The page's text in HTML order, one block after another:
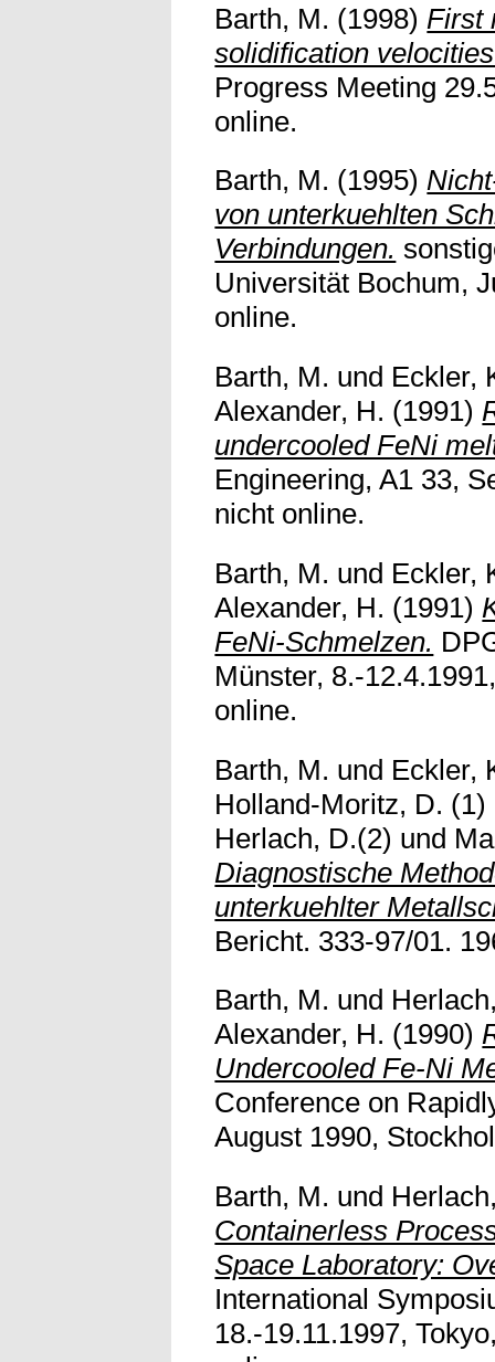
Barth, M. (1998) First
solidification
Progress Meeting
online.
Barth, M. (1995)
von unterkuehlten
Verbindungen.
Universität Bochum,
online.
Barth, M. und Eckler,
Alexander, H. (1991)
undercooled FeNi
Engineering, A1 33,
nicht online.
Barth, M. und Eckler,
Alexander, H. (1991)
FeNi-Schmelzen.
Münster, 8.-
online.
Barth, M. und Eckler,
Holland-Moritz, D. (1)
Herlach, D.(2) und
Diagnostische
unterkuehlter
Bericht. 333-97/01.
Barth, M. und
Alexander, H. (1990)
Undercooled Fe-Ni
Conference on
August 1990,
Barth, M. und
Containerless
Space Laboratory:
International
18.-19.11.1997,